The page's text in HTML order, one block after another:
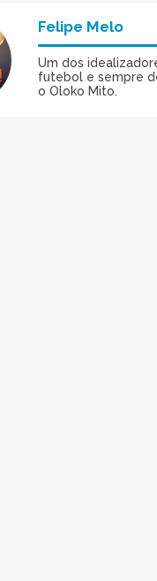
Felipe Melo
Um dos
futebol e sempre
o Oloko Mito.